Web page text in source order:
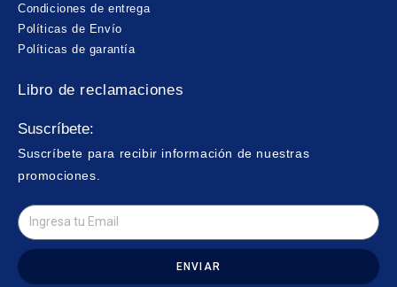
Condiciones de entrega
Políticas de Envío
Políticas de garantía
Libro de reclamaciones
Suscríbete:
Suscríbete para recibir información de nuestras
promociones.
ENVIAR